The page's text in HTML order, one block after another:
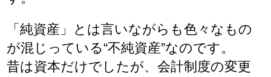
「純資産」とは言いながらも色々なもの
が混じっている“不純資産”なのです。
昔は資本だけでしたが、会計制度の変更